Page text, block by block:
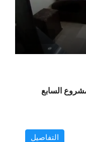
السابع
التفاصيل